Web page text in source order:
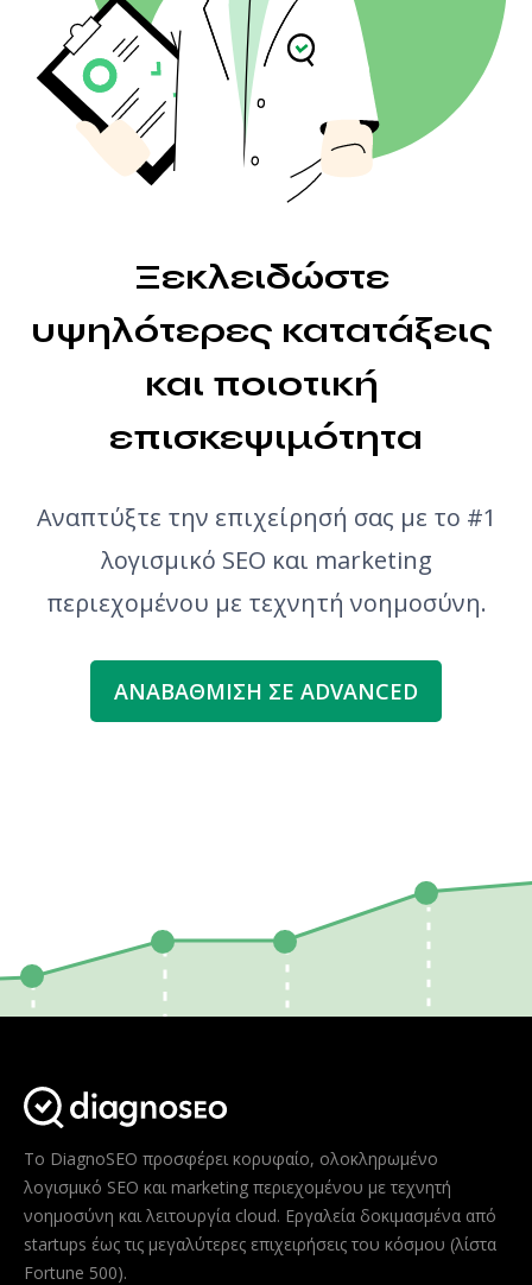
Έλεγχος μαζικών backlinks
Μεταφραστής
Προεπισκόπηση αποσπάσματος
Generator ιδεών άρθρων
Ξεκλειδώστε
υψηλότερες κατατάξεις
και ποιοτική
επισκεψιμότητα
Αναπτύξτε την επιχείρησή σας με το #1
λογισμικό SEO και marketing
περιεχομένου με τεχνητή νοημοσύνη.
ΑΝΑΒΆΘΜΙΣΗ ΣΕ ADVANCED
Το DiagnoSEO προσφέρει κορυφαίο, ολοκληρωμένο
λογισμικό SEO και marketing περιεχομένου με τεχνητή
νοημοσύνη και λειτουργία cloud. Εργαλεία δοκιμασμένα από
startups έως τις μεγαλύτερες επιχειρήσεις του κόσμου (λίστα
Fortune 500).